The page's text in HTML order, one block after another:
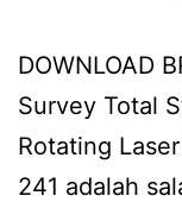
DOWNLOAD
Survey Total
Rotating
241 adalah